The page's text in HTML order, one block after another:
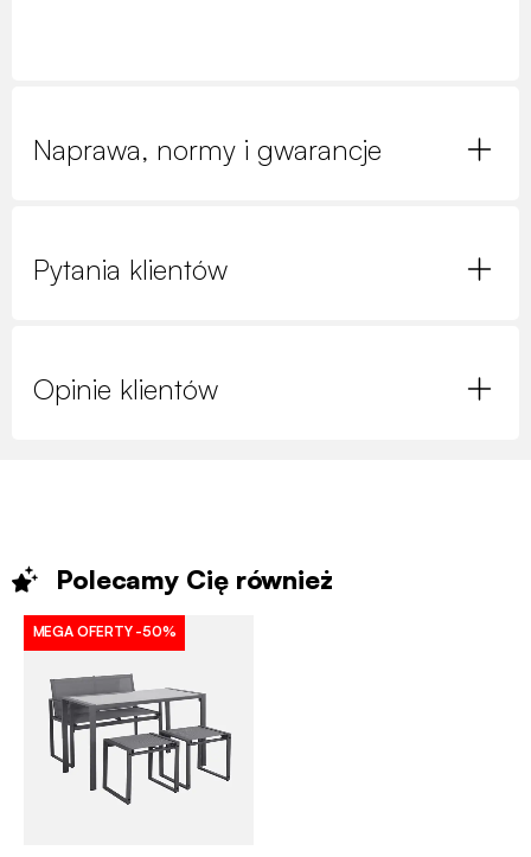
Naprawa, normy i gwarancje
Pytania klientów
Opinie klientów
Polecamy Cię również
MEGA OFERTY -50%